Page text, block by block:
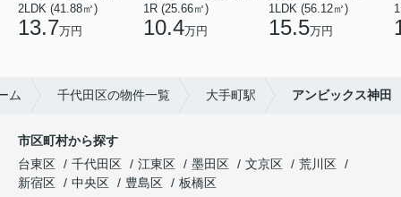
2LDK (41.88㎡)
13.7万円
1R (25.66㎡)
10.4万円
1LDK (56.12㎡)
15.5万円
ム 千代田区の物件一覧 大手町駅 アンビックス神田
市区町村から探す
台東区
千代田区 江東区 墨田区 文京区
荒川区
新宿区
中央区 豊島区
板橋区